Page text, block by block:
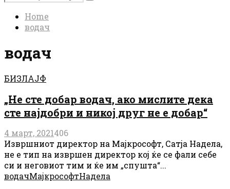
for:
Search
Home
водач
водач
БИЗЛАЈФ
„Не сте добар водач, ако мислите дека
сте најдобри и никој друг не е добар“
4 март, 2021406
Извршниот директор на Мајкрософт, Сатја Надела,
не е тип на извршен директор кој ќе се фали себе
си и неговиот тим и ќе им „спушта“...
водачМајкрософтНадела